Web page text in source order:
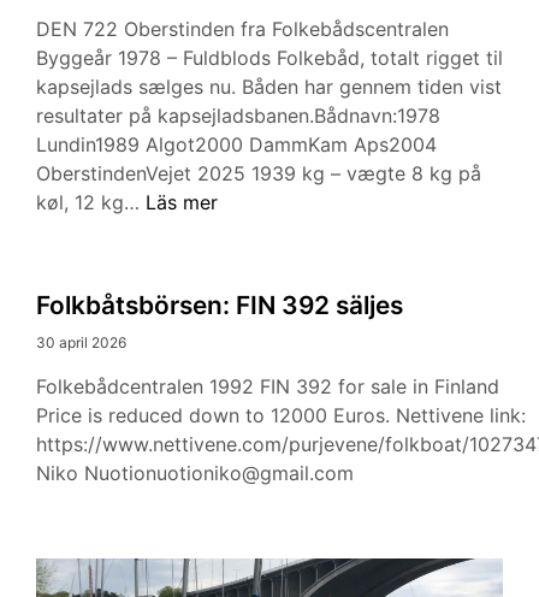
DEN 722 Oberstinden fra Folkebådscentralen
Byggeår 1978 – Fuldblods Folkebåd, totalt rigget til
kapsejlads sælges nu. Båden har gennem tiden vist
resultater på kapsejladsbanen.Bådnavn:1978
Lundin1989 Algot2000 DammKam Aps2004
OberstindenVejet 2025 1939 kg – vægte 8 kg på
køl, 12 kg… Folkbåtsbörsen:
Läs mer
Folkbåtsbörsen: FIN 392 säljes
30 april 2026
Folkebådcentralen 1992 FIN 392 for sale in Finland
Price is reduced down to 12000 Euros. Nettivene link:
https://www.nettivene.com/purjevene/folkboat/
Niko Nuotionuotioniko@gmail.com